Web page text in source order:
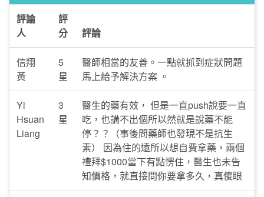
評論
人
評
分
評論
信翔
黃
5
星
醫師相當的友善。一點就抓到症狀問題
馬上給予解決方案 。
Yi
Hsuan
Liang
3
星
醫生的藥有效， 但是一直push說要一直
吃，也講不出個所以然就是說藥不能
停？？（事後問藥師也發現不是抗生
素） 因為住的遠所以想自費拿藥，兩個
禮拜$1000當下有點愣住，醫生也未告
知價格，就直接問你要拿多久，真傻眼